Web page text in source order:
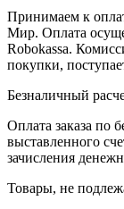
Принимаем к
Мир. Оплата
Robokassa.
покупки,
Безналичный
Оплата заказа по
выставленного
зачисления
Товары, не